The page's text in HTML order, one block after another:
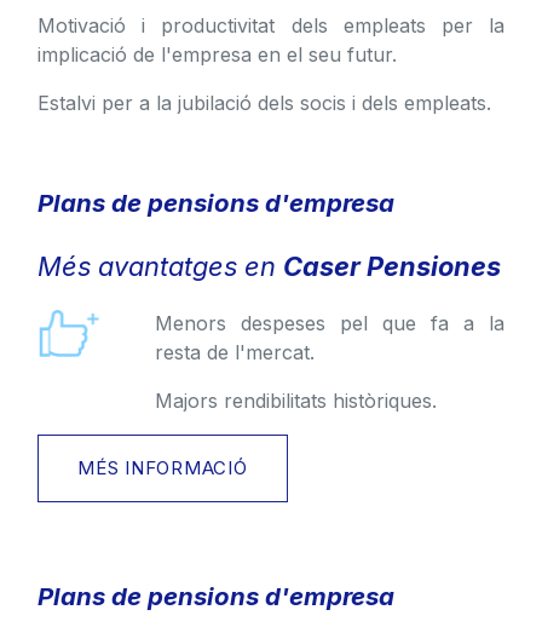
Motivació i productivitat dels empleats per la
implicació de l'empresa en el seu futur.
Estalvi per a la jubilació dels socis i dels empleats.
Plans de pensions d'empresa
Més avantatges en Caser Pensiones
Menors despeses pel que fa a la
resta de l'mercat.
Majors rendibilitats històriques.
MÉS INFORMACIÓ
Plans de pensions d'empresa